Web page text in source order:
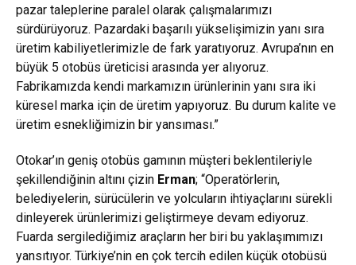
pazar taleplerine paralel olarak çalışmalarımızı
sürdürüyoruz. Pazardaki başarılı yükselişimizin yanı sıra
üretim kabiliyetlerimizle de fark yaratıyoruz. Avrupa’nın en
büyük 5 otobüs üreticisi arasında yer alıyoruz.
Fabrikamızda kendi markamızın ürünlerinin yanı sıra iki
küresel marka için de üretim yapıyoruz. Bu durum kalite ve
üretim esnekliğimizin bir yansıması.”
Otokar’ın geniş otobüs gamının müşteri beklentileriyle
şekillendiğinin altını çizin Erman; “Operatörlerin,
belediyelerin, sürücülerin ve yolcuların ihtiyaçlarını sürekli
dinleyerek ürünlerimizi geliştirmeye devam ediyoruz.
Fuarda sergilediğimiz araçların her biri bu yaklaşımımızı
yansıtıyor. Türkiye’nin en çok tercih edilen küçük otobüsü